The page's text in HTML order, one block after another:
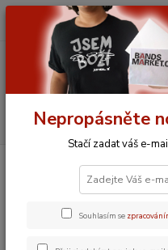
Triko dětské
Nepropásněte
Stačí zadat váš e-
Souhlasím se